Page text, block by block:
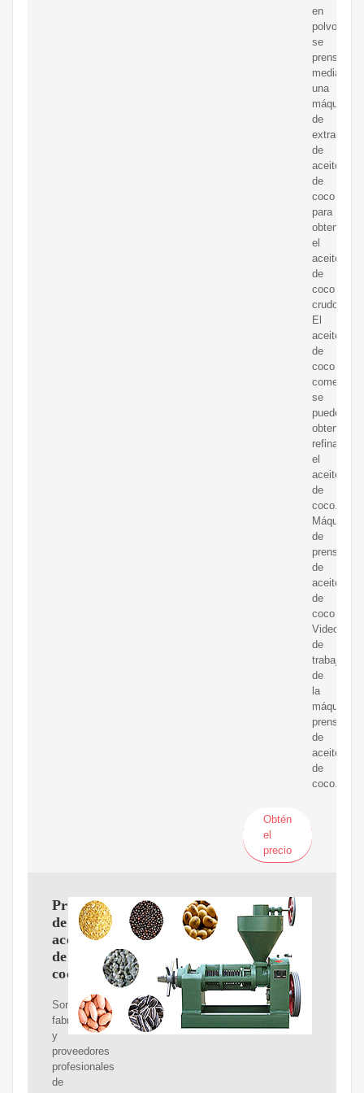
en
polvo)
se
prensa
mediante
una
máquina
de
extracción
de
aceite
de
coco
para
obtener
el
aceite
de
coco
crudo.
El
aceite
de
coco
comestible
se
puede
obtener
refinando
el
aceite
de
coco.
Máquina
de
prensa
de
aceite
de
coco
Video
de
trabajo
de
la
máquina
prensadora
de
aceite
de
coco.
Obtén
el
precio
Prensa
de
aceite
de
coco
Somos
fabricantes
y
proveedores
profesionales
de